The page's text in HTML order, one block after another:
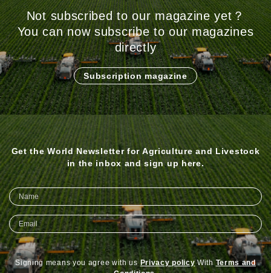
Not subscribed to our magazine yet？
You can now subscribe to our magazines
directly
Subscription magazine
Get the World Newsletter for Agriculture and Livestock
in the inbox and sign up here.
Signing means you agree with us Privacy policyWithTerms and